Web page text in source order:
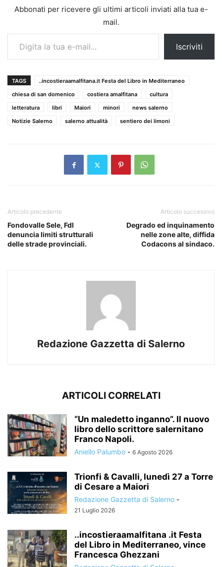
Abbonati per ricevere gli ultimi articoli inviati alla tua e-
mail.
Digita la tua e-mail...
Iscriviti
TAGS
..incostieraamalfitana.it Festa del Libro in Mediterraneo
chiesa di san domenico
costiera amalfitana
cultura
letteratura
libri Maiori minori
news salerno
Notizie Salerno
salerno attualità sentiero dei limoni
Articolo precedente
Fondovalle Sele, FdI
denuncia limiti strutturali
delle strade provinciali.
Articolo successivo
Degrado ed inquinamento
nelle zone alte, diffida
Codacons al sindaco.
Redazione Gazzetta di Salerno
ARTICOLI CORRELATI
“Un maledetto inganno”. Il nuovo
libro dello scrittore salernitano
Franco Napoli.
Aniello Palumbo - 6 Agosto 2026
Trionfi & Cavalli, lunedì 27 a Torre
di Cesare a Maiori
Redazione Gazzetta di Salerno -
21 Luglio 2026
..incostieraamalfitana .it Festa
del Libro in Mediterraneo, vince
Francesca Ghezzani